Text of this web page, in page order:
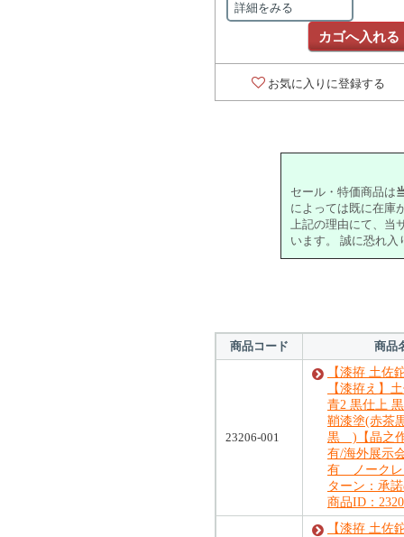
詳細をみる
カゴへ入れる
お気に入りに登録する
セール・特価商品は
によっては既に在庫
上記の理由にて、当
います。 誠に恐れ
商品コード 商品
23206-001
【漆拵 土
【漆拵え】
青2 黒仕上
鞘漆塗(赤茶
黒 )【晶之
有/海外展示
有 ノークレ
ターン：承
商品ID：
【漆拵 土